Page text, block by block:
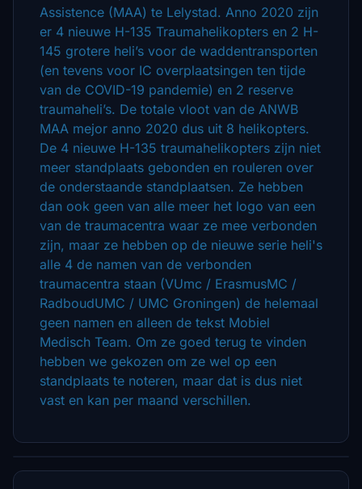
Assistence (MAA) te Lelystad. Anno 2020 zijn
er 4 nieuwe H-135 Traumahelikopters en 2 H-
145 grotere heli’s voor de waddentransporten
(en tevens voor IC overplaatsingen ten tijde
van de COVID-19 pandemie) en 2 reserve
traumaheli’s. De totale vloot van de ANWB
MAA mejor anno 2020 dus uit 8 helikopters.
De 4 nieuwe H-135 traumahelikopters zijn niet
meer standplaats gebonden en rouleren over
de onderstaande standplaatsen. Ze hebben
dan ook geen van alle meer het logo van een
van de traumacentra waar ze mee verbonden
zijn, maar ze hebben op de nieuwe serie heli's
alle 4 de namen van de verbonden
traumacentra staan ​​(VUmc / ErasmusMC /
RadboudUMC / UMC Groningen) de helemaal
geen namen en alleen de tekst Mobiel
Medisch Team. Om ze goed terug te vinden
hebben we gekozen om ze wel op een
standplaats te noteren, maar dat is dus niet
vast en kan per maand verschillen.